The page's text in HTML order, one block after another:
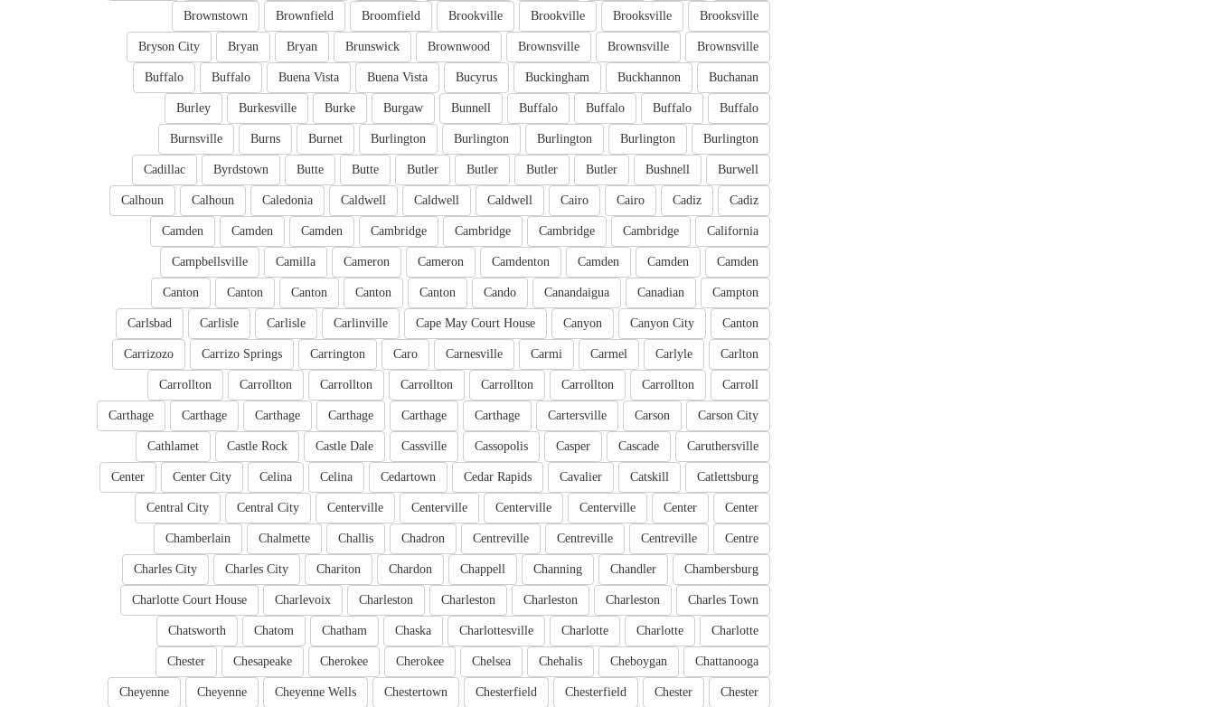
Brooksville
Brooksville
Brookville
Brookville
Broomfield
Brownfield
Brownstown
Brownsville
Brownsville
Brownsville
Brownwood
Brunswick
Bryan
Bryan
Bryson City
Buchanan
Buckhannon
Buckingham
Bucyrus
Buena Vista
Buena Vista
Buffalo
Buffalo
Buffalo
Buffalo
Buffalo
Buffalo
Bunnell
Burgaw
Burke
Burkesville
Burley
Burlington
Burlington
Burlington
Burlington
Burlington
Burnet
Burns
Burnsville
Burwell
Bushnell
Butler
Butler
Butler
Butler
Butte
Butte
Byrdstown
Cadillac
Cadiz
Cadiz
Cairo
Cairo
Caldwell
Caldwell
Caldwell
Caledonia
Calhoun
Calhoun
California
Cambridge
Cambridge
Cambridge
Cambridge
Camden
Camden
Camden
Camden
Camden
Camden
Camdenton
Cameron
Cameron
Camilla
Campbellsville
Campton
Canadian
Canandaigua
Cando
Canton
Canton
Canton
Canton
Canton
Canton
Canyon City
Canyon
Cape May Court House
Carlinville
Carlisle
Carlisle
Carlsbad
Carlton
Carlyle
Carmel
Carmi
Carnesville
Caro
Carrington
Carrizo Springs
Carrizozo
Carroll
Carrollton
Carrollton
Carrollton
Carrollton
Carrollton
Carrollton
Carrollton
Carson City
Carson
Cartersville
Carthage
Carthage
Carthage
Carthage
Carthage
Carthage
Caruthersville
Cascade
Casper
Cassopolis
Cassville
Castle Dale
Castle Rock
Cathlamet
Catlettsburg
Catskill
Cavalier
Cedar Rapids
Cedartown
Celina
Celina
Center City
Center
Center
Center
Centerville
Centerville
Centerville
Centerville
Central City
Central City
Centre
Centreville
Centreville
Centreville
Chadron
Challis
Chalmette
Chamberlain
Chambersburg
Chandler
Channing
Chappell
Chardon
Chariton
Charles City
Charles City
Charles Town
Charleston
Charleston
Charleston
Charleston
Charlevoix
Charlotte Court House
Charlotte
Charlotte
Charlotte
Charlottesville
Chaska
Chatham
Chatom
Chatsworth
Chattanooga
Cheboygan
Chehalis
Chelsea
Cherokee
Cherokee
Chesapeake
Chester
Chester
Chester
Chesterfield
Chesterfield
Chestertown
Cheyenne Wells
Cheyenne
Cheyenne